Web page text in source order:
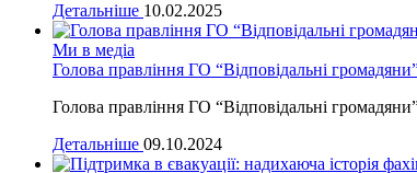
Детальніше 10.02.2025
Ми в медіа
Голова правління ГО “Відповідальні
Голова правління ГО “Відповідальні
Детальніше 09.10.2024